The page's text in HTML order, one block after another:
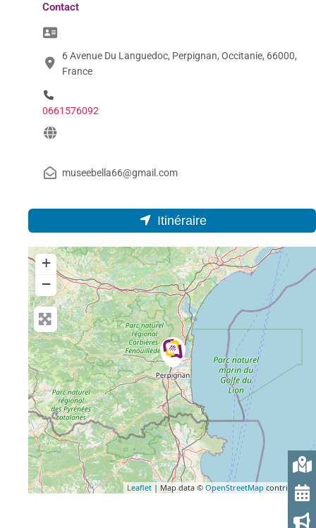
Contact
6 Avenue Du Languedoc, Perpignan, Occitanie, 66000,
France
0661576092
museebella66@gmail.com
Itinéraire
+
−
Leaflet | Map data © OpenStreetMap contributors